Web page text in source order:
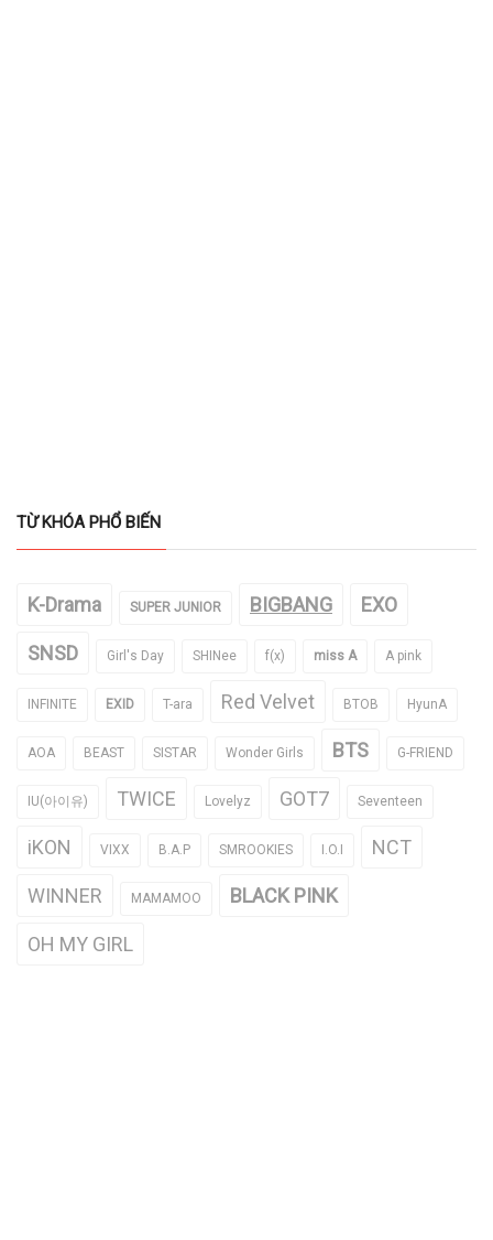
TỪ KHÓA PHỔ BIẾN
K-Drama SUPER JUNIOR BIGBANG EXO
SNSD Girl's Day SHINee f(x) miss A A pink
INFINITE EXID T-ara Red Velvet BTOB HyunA
AOA BEAST SISTAR Wonder Girls BTS G-FRIEND
IU(아이유) TWICE Lovelyz GOT7 Seventeen
iKON VIXX B.A.P SMROOKIES I.O.I NCT
WINNER MAMAMOO BLACK PINK
OH MY GIRL